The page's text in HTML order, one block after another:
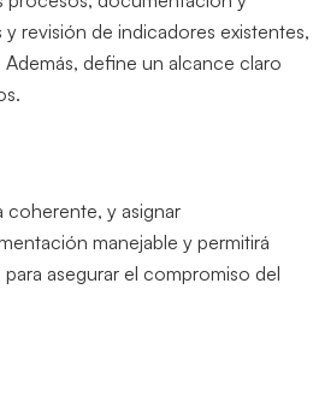
revisión de indicadores existentes,
define un alcance claro
coherente, y asignar
manejable y permitirá
asegurar el compromiso del